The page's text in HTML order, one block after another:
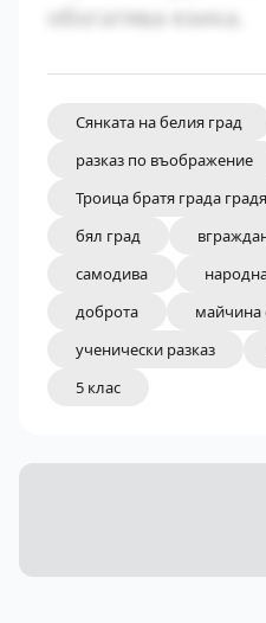
обогатява езика.
Сянката на белия град
разказ по въображение
Троица братя града
бял град
самодива
доброта
майчина
ученически разказ
5 клас